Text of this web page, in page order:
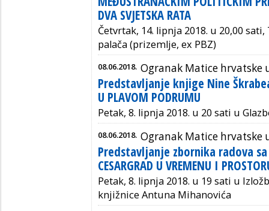
DVA SVJETSKA RATA
Četvrtak, 14. lipnja 2018. u 20,00
palača (prizemlje, ex PBZ)
08.06.2018. Ogranak Matice hrvatske
Predstavljanje knjige Nine
U PLAVOM PODRUMU
Petak, 8. lipnja 2018. u 20 sati u
08.06.2018. Ogranak Matice hrvatske
Predstavljanje zbornika radova
CESARGRAD U VREMENU I
Petak, 8. lipnja 2018. u 19 sati u
knjižnice Antuna Mihanovića